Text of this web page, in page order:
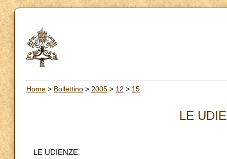
Home > Bollettino > 2005 > 12 > 15
LE
LE UDIENZE